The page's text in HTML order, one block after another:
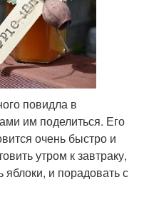
повидла в
им поделиться. Его
очень быстро и
утром к завтраку,
яблоки, и порадовать с